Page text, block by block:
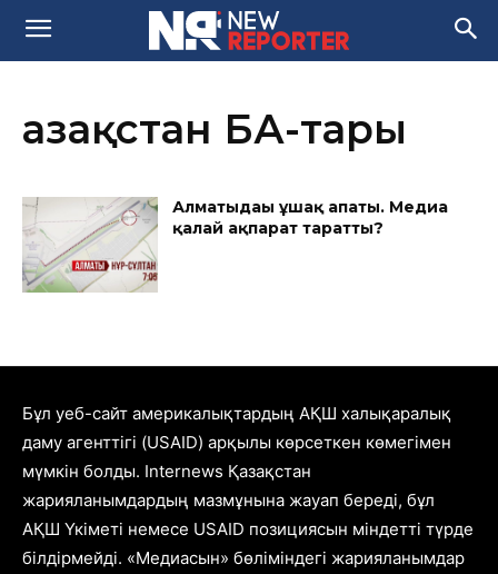
Қазақстан БАҚ-тары
Алматыдағы ұшақ апаты. Медиа
қалай ақпарат таратты?
Бұл уеб-сайт америкалықтардың АҚШ халықаралық
даму агенттігі (USAID) арқылы көрсеткен көмегімен
мүмкін болды. Internews Қазақстан
жарияланымдардың мазмұнына жауап береді, бұл
АҚШ Үкіметі немесе USAID позициясын міндетті түрде
білдірмейді. «Медиасын» бөліміндегі жарияланымдар